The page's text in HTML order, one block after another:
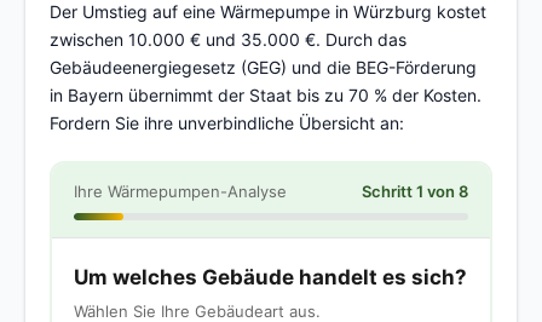
Der Umstieg auf eine Wärmepumpe in Würzburg kostet
zwischen 10.000 € und 35.000 €. Durch das
Gebäudeenergiegesetz (GEG) und die BEG-Förderung
in Bayern übernimmt der Staat bis zu 70 % der Kosten.
Fordern Sie ihre unverbindliche Übersicht an:
Ihre Wärmepumpen-Analyse Schritt 1 von 8
Um welches Gebäude handelt es sich?
Wählen Sie Ihre Gebäudeart aus.